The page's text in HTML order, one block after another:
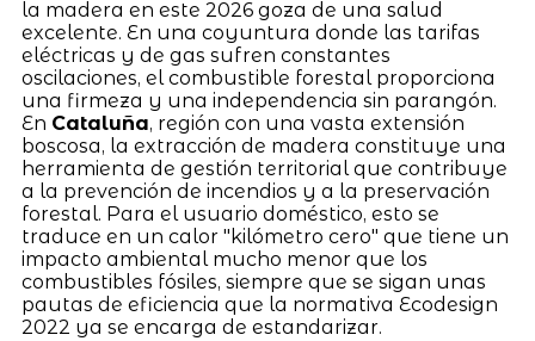
la madera en este 2026 goza de una salud
excelente. En una coyuntura donde las tarifas
eléctricas y de gas sufren constantes
oscilaciones, el combustible forestal proporciona
una firmeza y una independencia sin parangón.
En Cataluña, región con una vasta extensión
boscosa, la extracción de madera constituye una
herramienta de gestión territorial que contribuye
a la prevención de incendios y a la preservación
forestal. Para el usuario doméstico, esto se
traduce en un calor "kilómetro cero" que tiene un
impacto ambiental mucho menor que los
combustibles fósiles, siempre que se sigan unas
pautas de eficiencia que la normativa Ecodesign
2022 ya se encarga de estandarizar.